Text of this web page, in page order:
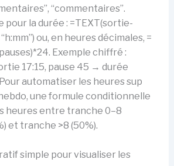
“commentaires”.
pour la durée : =TEXT(sortie-
ou, en heures décimales, =
Exemple chiffré :
17:15, pause 45 → durée
automatiser les heures sup
une formule conditionnelle
heures entre tranche 0–8
et tranche >8 (50%).
simple pour visualiser les